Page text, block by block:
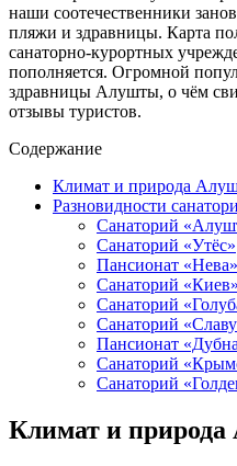
наши соотечественники
пляжи и здравницы. Карта
санаторно-курортных
пополняется. Огромной
здравницы Алушты, о чём
отзывы туристов.
Содержание
Климат и природа
Разновидности
Санаторий
Санаторий «Утёс»
Пансионат «Нева»
Санаторий «Киев»
Санаторий
Санаторий
Пансионат
Санаторий
Санаторий
Климат и